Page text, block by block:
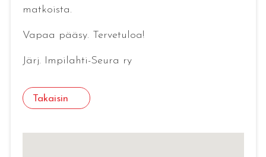
matkoista.
Vapaa pääsy. Tervetuloa!
Järj. Impilahti-Seura ry
Takaisin